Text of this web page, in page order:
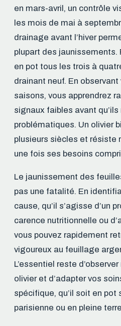
en mars-avril, un contrôle
les mois de mai à
drainage avant l’hiver
plupart des
en pot tous les trois à
drainant neuf. En
saisons, vous apprendrez
signaux faibles avant
problématiques. Un olivier
plusieurs siècles et résiste
une fois ses besoins
Le jaunissement des
pas une fatalité. En
cause, qu’il s’agisse d’un
carence nutritionnelle ou
vous pouvez rapidement
vigoureux au feuillage
L’essentiel reste
olivier et d’adapter vos
spécifique, qu’il soit en pot
parisienne ou en pleine